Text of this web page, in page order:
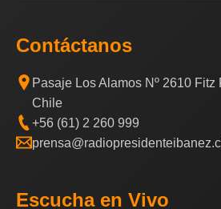
Contáctanos
Pasaje Los Alamos Nº 2610 Fitz
Chile
+56 (61) 2 260 999
prensa@radiopresidenteibanez.cl
Escucha en Vivo